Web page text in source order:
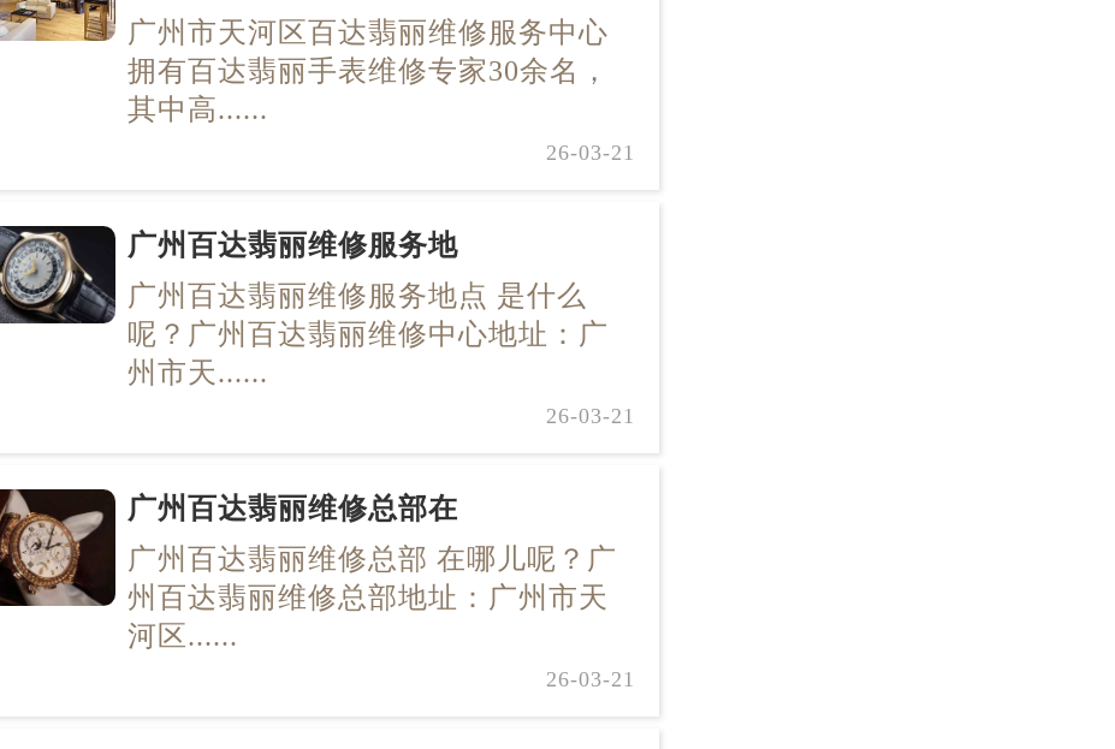
广州市天河区百达翡丽维修服务中心
拥有百达翡丽手表维修专家30余名，
其中高......
26-03-21
广州百达翡丽维修服务地
广州百达翡丽维修服务地点 是什么
呢？广州百达翡丽维修中心地址：广
州市天......
26-03-21
广州百达翡丽维修总部在
广州百达翡丽维修总部 在哪儿呢？广
州百达翡丽维修总部地址：广州市天
河区......
26-03-21